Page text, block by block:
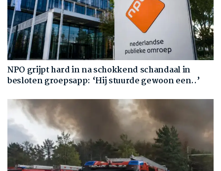
NPO grijpt hard in na schokkend schandaal in
besloten groepsapp: ‘Hij stuurde gewoon een..’